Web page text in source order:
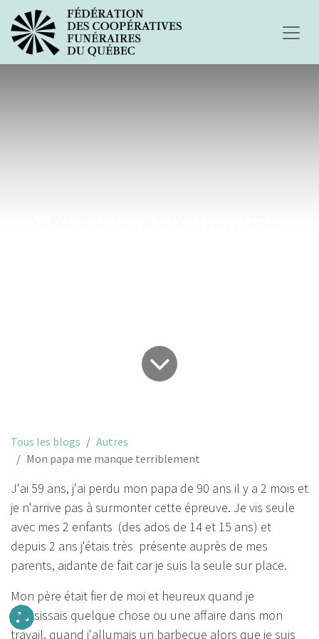
Tous les blogs
Autres
Mon papa me manque terriblement
J'ai 59 ans, j'ai perdu mon papa de 90 ans il y a 2 mois et
je n'arrive pas à surmonter cette épreuve. Je vis seule
avec mes 2 enfants (des ados de 14 et 15 ans) et
depuis 2 ans j'étais très présente auprès de mes
parents, aidante de fait car je suis la seule sur place.
Mon père était fier de moi et heureux quand je
réussissais quelque chose ou une affaire dans mon
travail, quand j'allumais un barbecue alors que je suis